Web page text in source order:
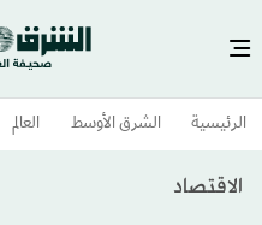
الرئيسية الشرق الأوسط​ العالم
الاقتصاد